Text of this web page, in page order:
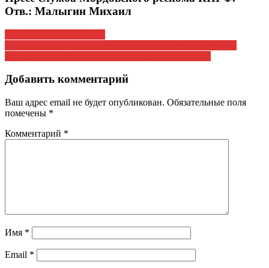
Отв.: Малыгин Михаил
Навигация
по
Добавить комментарий
Ваш адрес email не будет опубликован. Обязательные поля
помечены *
Комментарий *
Имя *
Email *